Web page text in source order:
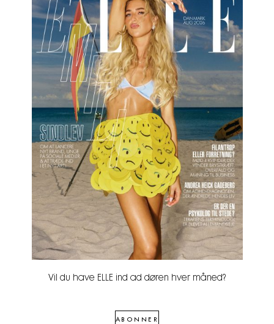
Vil du have ELLE ind ad døren hver måned?
ABONNER